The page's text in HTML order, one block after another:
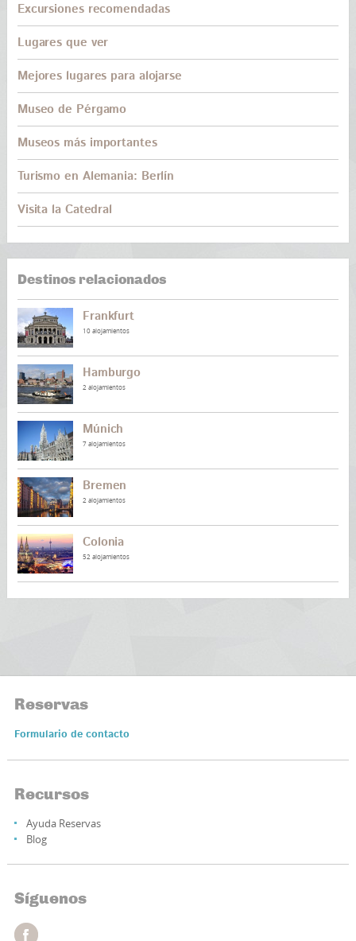
Excursiones recomendadas
Lugares que ver
Mejores lugares para alojarse
Museo de Pérgamo
Museos más importantes
Turismo en Alemania: Berlín
Visita la Catedral
Destinos relacionados
Frankfurt
10 alojamientos
Hamburgo
2 alojamientos
Múnich
7 alojamientos
Bremen
2 alojamientos
Colonia
52 alojamientos
Reservas
Formulario de contacto
Recursos
Ayuda Reservas
Blog
Síguenos